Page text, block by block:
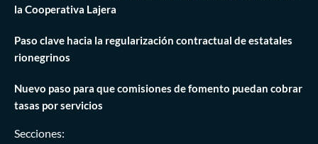
la Cooperativa Lajera
Paso clave hacia la regularización contractual de estatales
rionegrinos
Nuevo paso para que comisiones de fomento puedan cobrar
tasas por servicios
Secciones: